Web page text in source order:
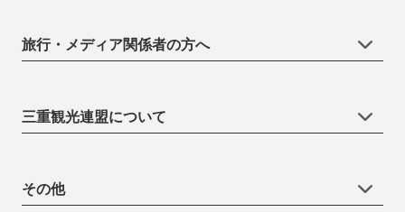
旅行・メディア関係者の方へ
三重観光連盟について
その他